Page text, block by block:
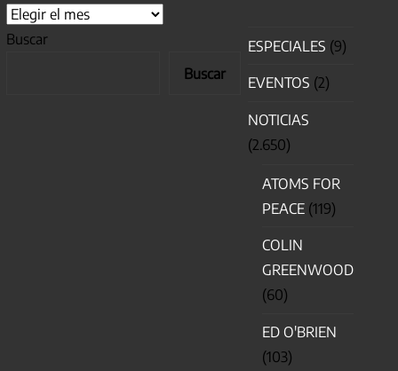
Buscar
Buscar
ESPECIALES (9)
EVENTOS (2)
NOTICIAS
(2.650)
ATOMS FOR
PEACE (119)
COLIN
GREENWOOD
(60)
ED O'BRIEN
(103)